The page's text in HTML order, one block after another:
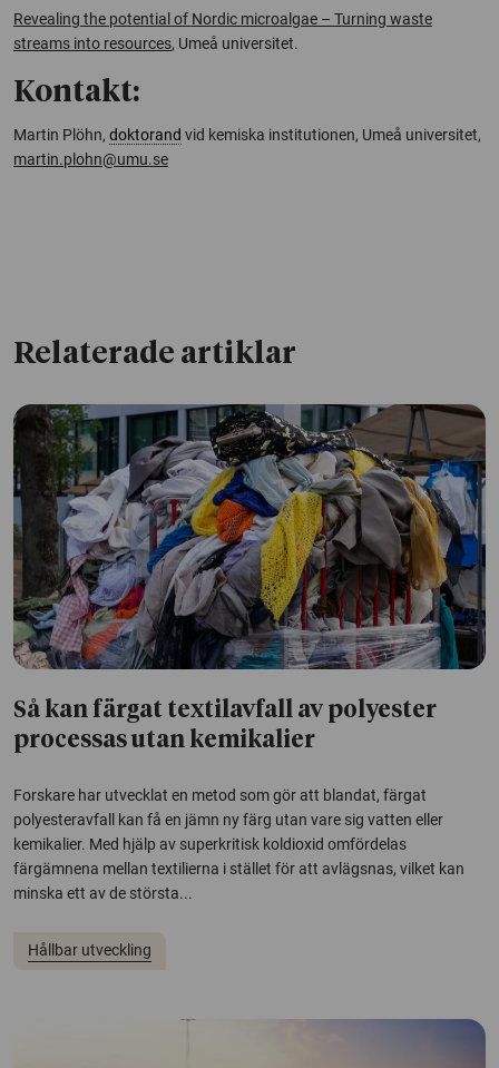
Revealing the potential of Nordic microalgae – Turning waste
streams into resources, Umeå universitet.
Kontakt:
Martin Plöhn, doktorand vid kemiska institutionen, Umeå universitet,
martin.plohn@umu.se
Relaterade artiklar
Så kan färgat textilavfall av polyester
processas utan kemikalier
Forskare har utvecklat en metod som gör att blandat, färgat
polyesteravfall kan få en jämn ny färg utan vare sig vatten eller
kemikalier. Med hjälp av superkritisk koldioxid omfördelas
färgämnena mellan textilierna i stället för att avlägsnas, vilket kan
minska ett av de största...
Hållbar utveckling